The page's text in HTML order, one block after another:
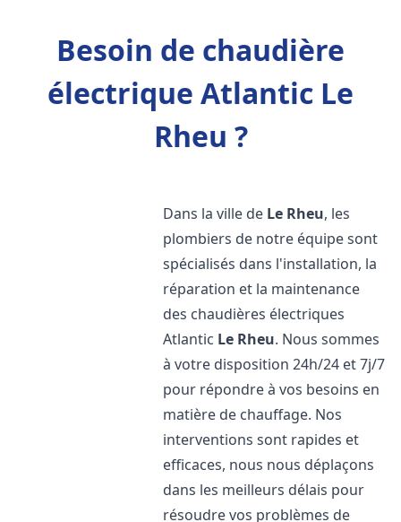
Besoin de chaudière
électrique Atlantic Le
Rheu ?
Dans la ville de Le Rheu, les
plombiers de notre équipe sont
spécialisés dans l'installation, la
réparation et la maintenance
des chaudières électriques
Atlantic Le Rheu. Nous sommes
à votre disposition 24h/24 et 7j/7
pour répondre à vos besoins en
matière de chauffage. Nos
interventions sont rapides et
efficaces, nous nous déplaçons
dans les meilleurs délais pour
résoudre vos problèmes de